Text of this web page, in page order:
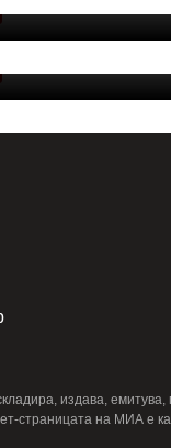
инвестиции во
25 години од
жртва е темел на